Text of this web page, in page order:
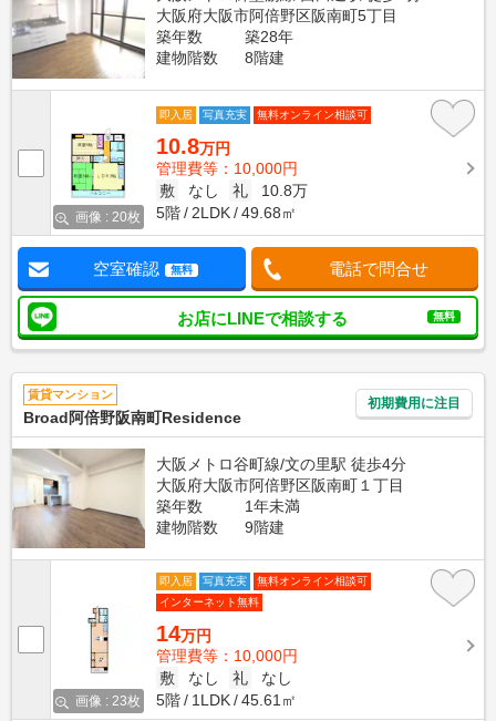
大阪府大阪市阿倍野区阪南町5丁目
築年数
築28年
建物階数
8階建
画像 : 20枚
即入居 写真充実 無料オンライン相談可
10.8万円
管理費等：10,000円
敷
なし 礼
10.8万
5階
2LDK 49.68㎡
空室確認 無料 電話で問合せ
お店にLINEで相談する 無料
賃貸マンション
Broad阿倍野阪南町Residence
初期費用に注目
大阪メトロ谷町線/文の里駅 徒歩4分
大阪府大阪市阿倍野区阪南町１丁目
築年数
1年未満
建物階数
9階建
画像 : 23枚
即入居 写真充実
無料オンライン相談可
インターネット無料
14万円
管理費等：10,000円
敷
なし 礼
なし
5階
1LDK 45.61㎡